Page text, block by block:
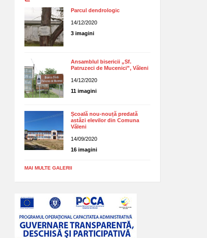
Parcul dendrologic
14/12/2020
3 imagini
Ansamblul bisericii „Sf.
Patruzeci de Mucenici”, Văleni
14/12/2020
11 imagini
Școală nou-nouță predată
astăzi elevilor din Comuna
Văleni
14/09/2020
16 imagini
MAI MULTE GALERII